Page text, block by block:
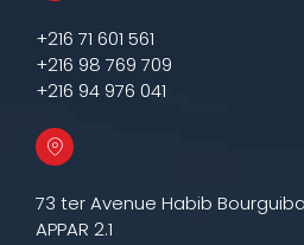
+216 71 601 561
+216 98 769 709
+216 94 976 041
73 ter Avenue Habib
APPAR 2.1